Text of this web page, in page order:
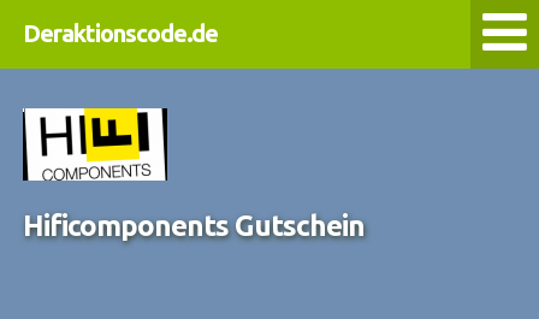
Deraktionscode.de
Hificomponents Gutschein